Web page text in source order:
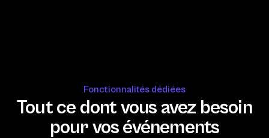
Fonctionnalités dédiées
Tout ce dont vous avez besoin
pour vos événements